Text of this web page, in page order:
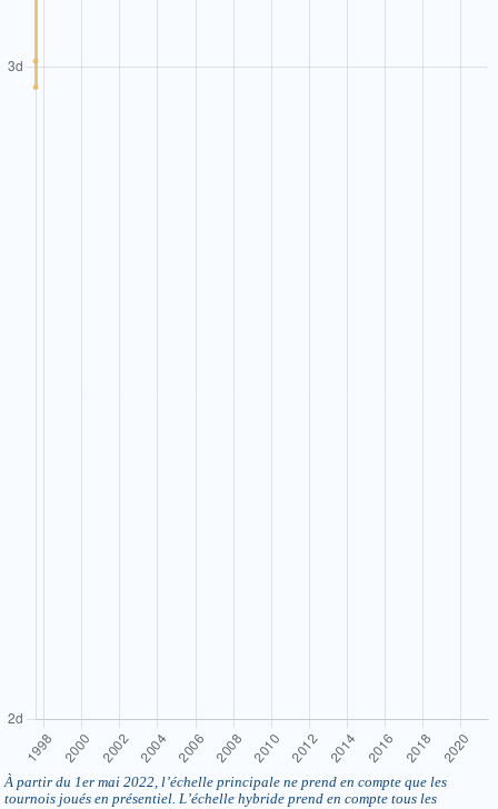
À partir du 1er mai 2022, l’échelle principale ne prend en compte que les
tournois joués en présentiel. L’échelle hybride prend en compte tous les